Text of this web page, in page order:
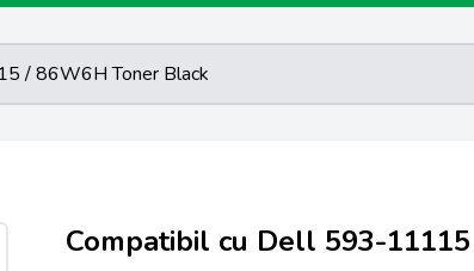
/ 86W6H Toner Black
Compatibil cu Dell 593-